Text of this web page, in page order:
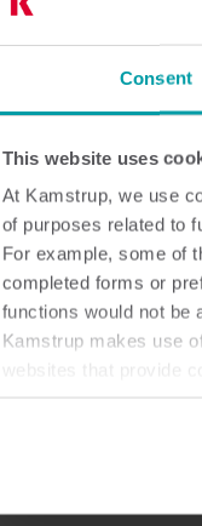
Consent
This website uses
At Kamstrup, we use
of purposes related to
For example, some of
completed forms or
functions would not be
Kamstrup makes use
You can at any time